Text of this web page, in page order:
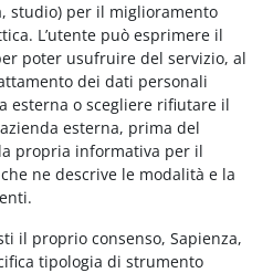
studio) per il miglioramento
L’utente può esprimere il
poter usufruire del servizio, al
dei dati personali
esterna o scegliere rifiutare il
esterna, prima del
propria informativa per il
ne descrive le modalità e la
il proprio consenso, Sapienza,
tipologia di strumento